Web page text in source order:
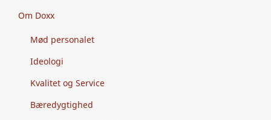
Om Doxx
Mød personalet
Ideologi
Kvalitet og Service
Bæredygtighed